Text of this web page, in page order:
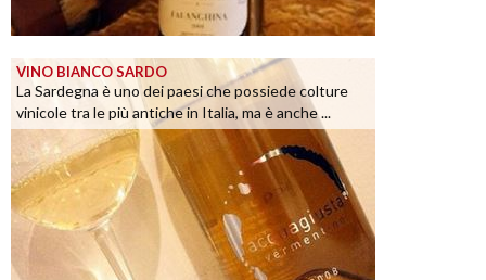
VINO BIANCO SARDO
La Sardegna è uno dei paesi che possiede colture
vinicole tra le più antiche in Italia, ma è anche ...